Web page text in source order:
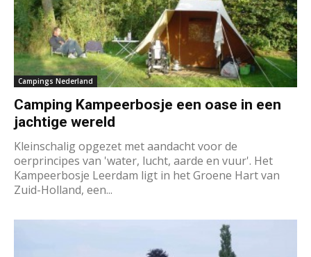
Campings Nederland
Camping Kampeerbosje een oase in een
jachtige wereld
Kleinschalig opgezet met aandacht voor de
oerprincipes van 'water, lucht, aarde en vuur'. Het
Kampeerbosje Leerdam ligt in het Groene Hart van
Zuid-Holland, een...